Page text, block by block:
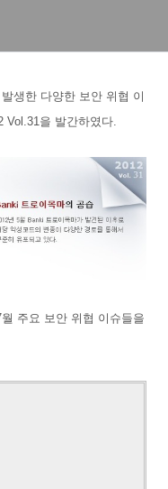
생한 다양한 보안 위협 이
Vol.31을 발간하였다.
주요 보안 위협 이슈들을